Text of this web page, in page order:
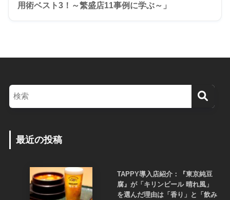
用術ベスト3！～繁盛店11事例に学ぶ～」
最近の投稿
TAPPY導入店紹介：『東京純豆
腐』が「キリンビール 晴れ風」
を選んだ理由は「香り」と「飲み